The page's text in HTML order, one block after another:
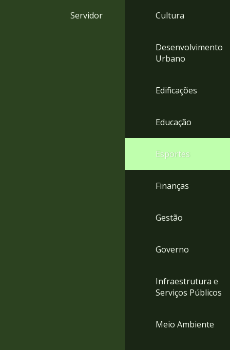
Servidor Cultura
Desenvolvimento
Urbano
Edificações
Educação
Esportes
Finanças
Gestão
Governo
Infraestrutura e
Serviços Públicos
Meio Ambiente